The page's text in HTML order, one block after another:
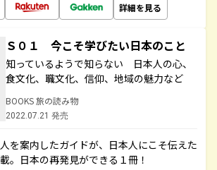
詳細を見る
Ｓ０１ 今こそ学びたい日本のこと
知っているようで知らない 日本人の心、
食文化、職文化、信仰、地域の魅力など
BOOKS 旅の読み物
2022.07.21 発売
を案内したガイドが、日本人にこそ伝えた
。日本の再発見ができる１冊！